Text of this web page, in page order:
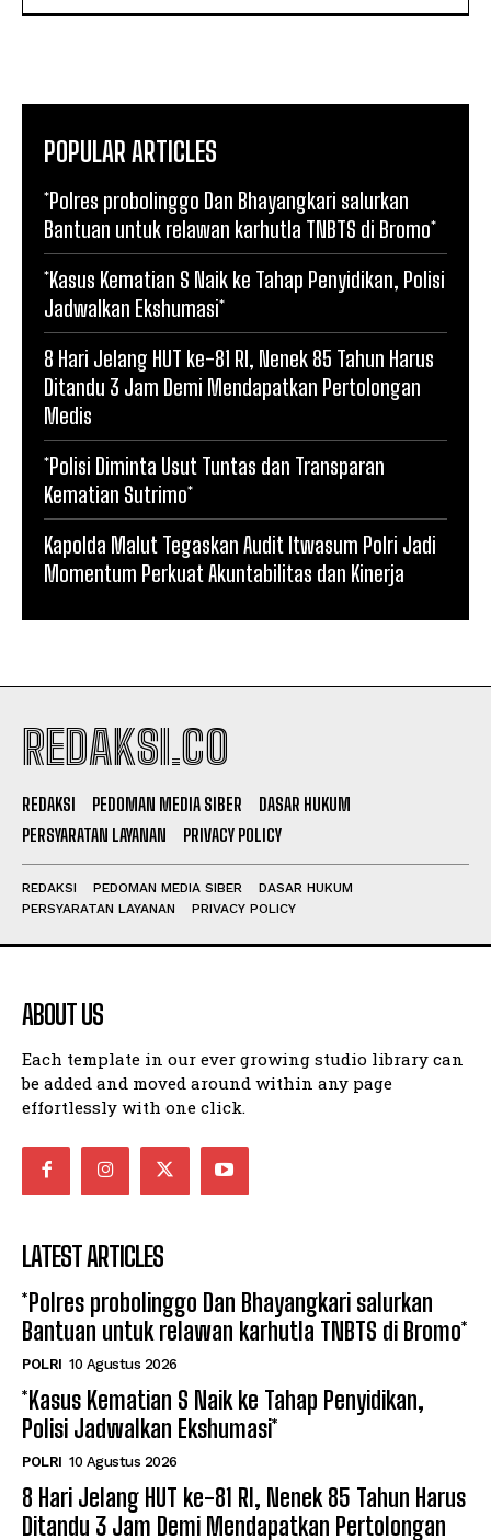
POPULAR ARTICLES
*Polres probolinggo Dan Bhayangkari salurkan
Bantuan untuk relawan karhutla TNBTS di Bromo*
*Kasus Kematian S Naik ke Tahap Penyidikan, Polisi
Jadwalkan Ekshumasi*
8 Hari Jelang HUT ke-81 RI, Nenek 85 Tahun Harus
Ditandu 3 Jam Demi Mendapatkan Pertolongan
Medis
*Polisi Diminta Usut Tuntas dan Transparan
Kematian Sutrimo*
Kapolda Malut Tegaskan Audit Itwasum Polri Jadi
Momentum Perkuat Akuntabilitas dan Kinerja
REDAKSI.CO
REDAKSI PEDOMAN MEDIA SIBER
DASAR HUKUM
PERSYARATAN LAYANAN
PRIVACY POLICY
REDAKSI PEDOMAN MEDIA SIBER
DASAR HUKUM
PERSYARATAN LAYANAN
PRIVACY POLICY
ABOUT US
Each template in our ever growing studio library can
be added and moved around within any page
effortlessly with one click.
LATEST ARTICLES
*Polres probolinggo Dan Bhayangkari salurkan
Bantuan untuk relawan karhutla TNBTS di Bromo*
POLRI 10 Agustus 2026
*Kasus Kematian S Naik ke Tahap Penyidikan,
Polisi Jadwalkan Ekshumasi*
POLRI 10 Agustus 2026
8 Hari Jelang HUT ke-81 RI, Nenek 85 Tahun Harus
Ditandu 3 Jam Demi Mendapatkan Pertolongan